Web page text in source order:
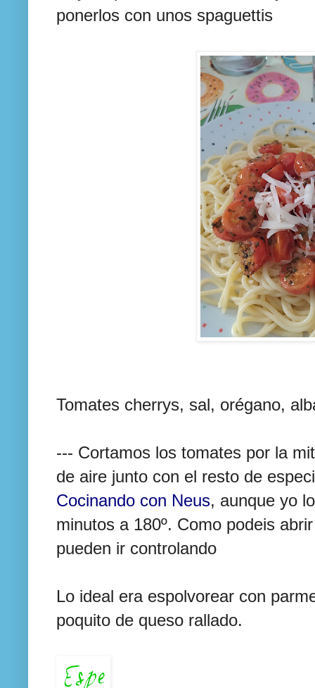
ponerlos con unos spaguettis
Tomates cherrys, sal, orégano,
--- Cortamos los tomates por la
de aire junto con el resto de
Cocinando con Neus, aunque yo
minutos a 180º. Como podeis
pueden ir controlando
Lo ideal era espolvorear con
poquito de queso rallado.